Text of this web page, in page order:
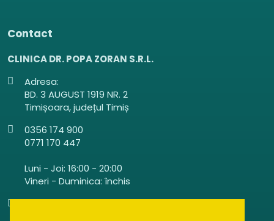
Contact
CLINICA DR. POPA ZORAN S.R.L.
Adresa:
BD. 3 AUGUST 1919 NR. 2
Timișoara, județul Timiș
0356 174 900
0771 170 447
Luni - Joi: 16:00 - 20:00
Vineri - Duminica: închis
clinicadrpopazoran@gmail.com